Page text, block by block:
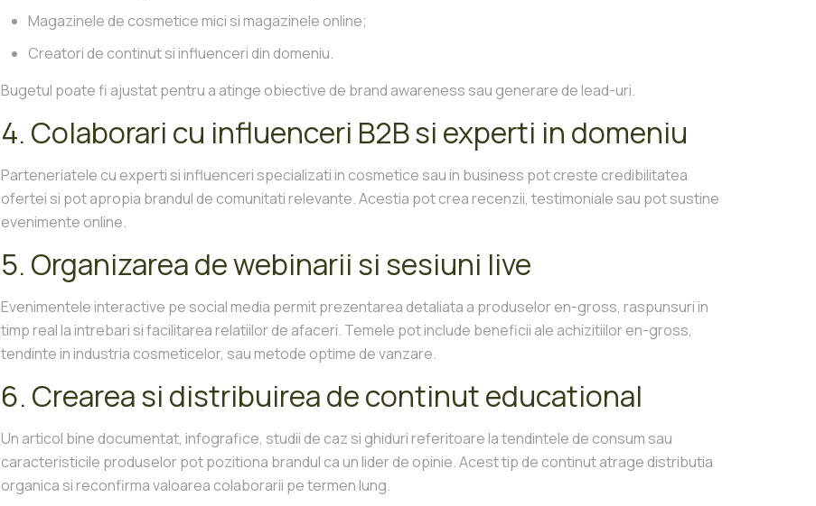
Magazinele de cosmetice mici si magazinele online;
Creatori de continut si influenceri din domeniu.
Bugetul poate fi ajustat pentru a atinge obiective de brand awareness sau generare de lead-uri.
4. Colaborari cu influenceri B2B si experti in domeniu
Parteneriatele cu experti si influenceri specializati in cosmetice sau in business pot creste credibilitatea
ofertei si pot apropia brandul de comunitati relevante. Acestia pot crea recenzii, testimoniale sau pot sustine
evenimente online.
5. Organizarea de webinarii si sesiuni live
Evenimentele interactive pe social media permit prezentarea detaliata a produselor en-gross, raspunsuri in
timp real la intrebari si facilitarea relatiilor de afaceri. Temele pot include beneficii ale achizitiilor en-gross,
tendinte in industria cosmeticelor, sau metode optime de vanzare.
6. Crearea si distribuirea de continut educational
Un articol bine documentat, infografice, studii de caz si ghiduri referitoare la tendintele de consum sau
caracteristicile produselor pot pozitiona brandul ca un lider de opinie. Acest tip de continut atrage distributia
organica si reconfirma valoarea colaborarii pe termen lung.